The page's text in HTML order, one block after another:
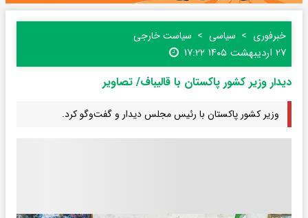
خبرفوری سیاسی سیاست خارجی
۲۷ اردیبهشت ۱۴۰۵ ۱۷:۲۲
دیدار وزیر کشور پاکستان با قالیباف/ تصاویر
وزیر کشور پاکستان با رئیس مجلس دیدار و گفت‌وگو کرد.